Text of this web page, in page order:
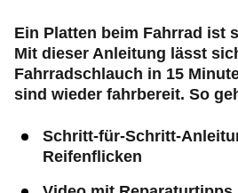
Ein Platten beim Fahrrad ist
Mit dieser Anleitung lässt
Fahrradschlauch in 15
sind wieder fahrbereit. So
Schritt-für-Schritt-
Reifenflicken